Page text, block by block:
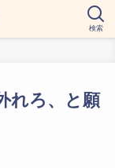
検索
れろ、と願